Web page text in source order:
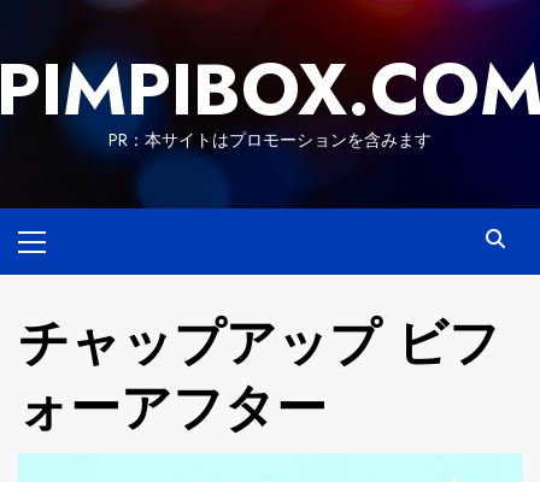
content
PR：本サイトはプロモーションを含みます
Menu
チャップアップ ビフ
ォーアフター